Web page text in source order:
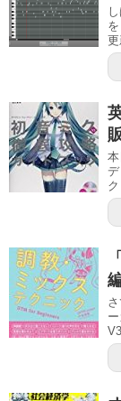
更
デ